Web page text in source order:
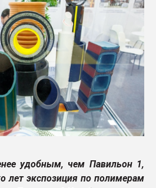
удобным, чем Павильон 1,
лет экспозиция по полимерам